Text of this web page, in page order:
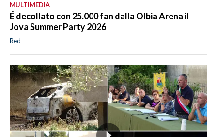
MULTIMEDIA
É decollato con 25.000 fan dalla Olbia Arena il
Jova Summer Party 2026
Red